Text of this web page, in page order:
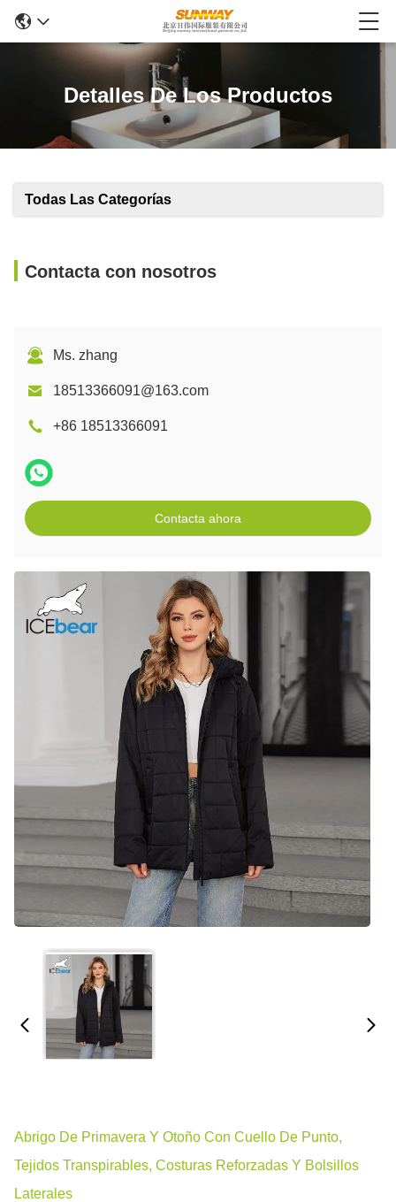
Detalles De Los Productos
Todas Las Categorías
Contacta con nosotros
Ms. zhang
18513366091@163.com
+86 18513366091
Contacta ahora
Abrigo De Primavera Y Otoño Con Cuello De Punto,
Tejidos Transpirables, Costuras Reforzadas Y Bolsillos
Laterales